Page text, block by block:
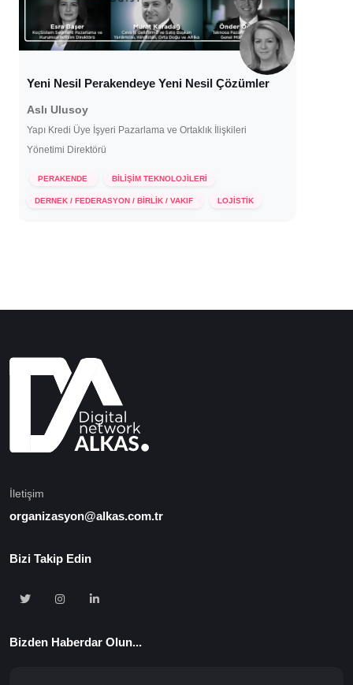
Yeni Nesil Perakendeye Yeni Nesil Çözümler
Aslı Ulusoy
Yapı Kredi Üye İşyeri Pazarlama ve Ortaklık İlişkileri
Yönetimi Direktörü
PERAKENDE BİLİŞİM TEKNOLOJİLERİ
DERNEK / FEDERASYON / BİRLİK / VAKIF LOJİSTİK
İletişim
organizasyon@alkas.com.tr
Bizi Takip Edin
Bizden Haberdar Olun...